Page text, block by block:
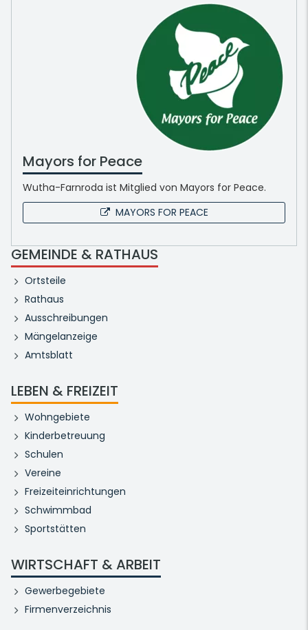
Mayors for Peace
Wutha-Farnroda ist Mitglied von Mayors for Peace.
MAYORS FOR PEACE
GEMEINDE & RATHAUS
Ortsteile
Rathaus
Ausschreibungen
Mängelanzeige
Amtsblatt
LEBEN & FREIZEIT
Wohngebiete
Kinderbetreuung
Schulen
Vereine
Freizeiteinrichtungen
Schwimmbad
Sportstätten
WIRTSCHAFT & ARBEIT
Gewerbegebiete
Firmenverzeichnis